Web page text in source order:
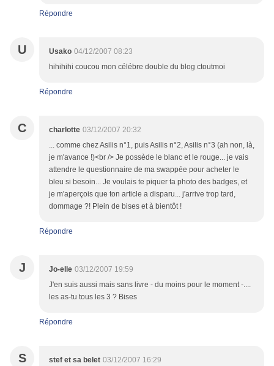
Répondre
U Usako 04/12/2007 08:23
hihihihi coucou mon célébre double du blog ctoutmoi
Répondre
C charlotte 03/12/2007 20:32
... comme chez Asilis n°1, puis Asilis n°2, Asilis n°3 (ah non, là,
je m'avance !)<br /> Je possède le blanc et le rouge... je vais
attendre le questionnaire de ma swappée pour acheter le
bleu si besoin... Je voulais te piquer ta photo des badges, et
je m'aperçois que ton article a disparu... j'arrive trop tard,
dommage ?! Plein de bises et à bientôt !
Répondre
J Jo-elle 03/12/2007 19:59
J'en suis aussi mais sans livre - du moins pour le moment -....
les as-tu tous les 3 ? Bises
Répondre
S stef et sa belet 03/12/2007 16:29